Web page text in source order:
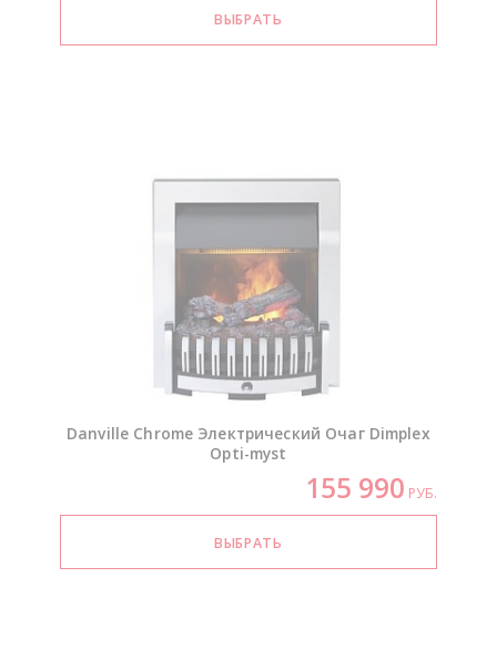
Danville Chrome Электрический Очаг Dimplex
Opti-myst
155 990 РУБ.